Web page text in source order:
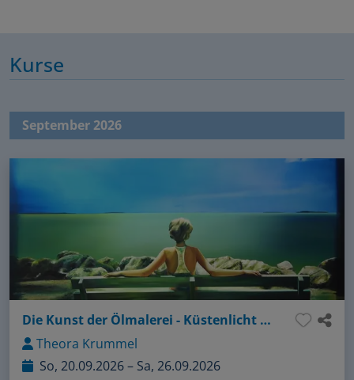
Kurse
September 2026
Die Kunst der Ölmalerei - Küstenlicht und Schattenspiel
Theora Krummel
So, 20.09.2026 – Sa, 26.09.2026